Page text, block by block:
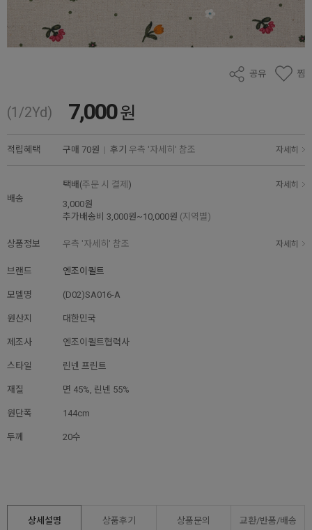
공유 찜
(1/2Yd) 7,000원
적립혜택 구매 70원 | 후기 우측 '자세히' 참조 자세히
배송
택배(주문 시 결제 ) 자세히
3,000원
추가배송비 3,000원~10,000원 (지역별)
상품정보 우측 '자세히' 참조 자세히
브랜드 엔조이퀼트
모델명 (D02)SA016-A
원산지 대한민국
제조사 엔조이퀼트협력사
스타일 린넨 프린트
재질 면 45%, 린넨 55%
원단폭 144cm
두께 20수
상세설명 상품후기 상품문의 교환/반품/배송